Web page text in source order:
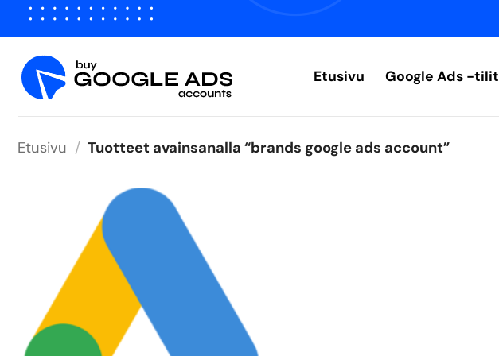
Siirry
Etusivu Google Ads -tilit
Etusivu / Tuotteet avainsanalla “brands google ads account”